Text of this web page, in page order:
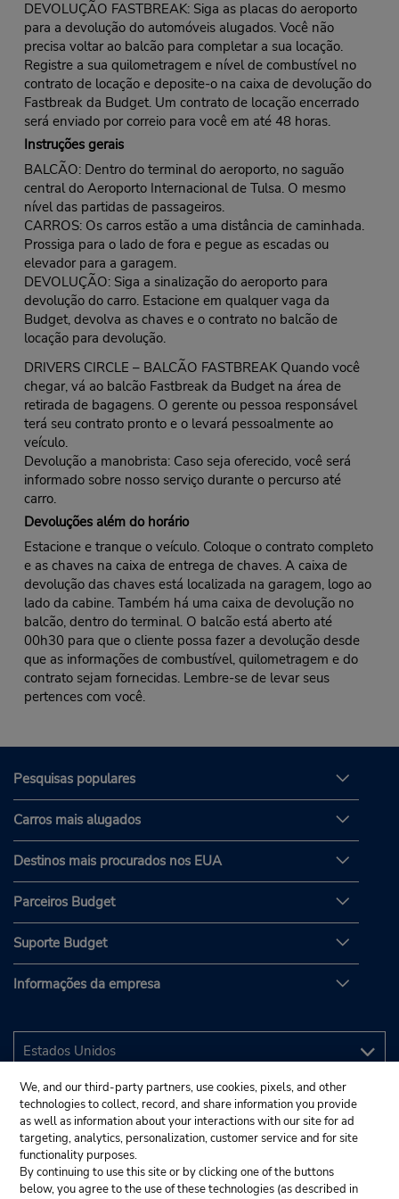
DEVOLUÇÃO FASTBREAK: Siga as placas do aeroporto
para a devolução do automóveis alugados. Você não
precisa voltar ao balcão para completar a sua locação.
Registre a sua quilometragem e nível de combustível no
contrato de locação e deposite-o na caixa de devolução do
Fastbreak da Budget. Um contrato de locação encerrado
será enviado por correio para você em até 48 horas.
Instruções gerais
BALCÃO: Dentro do terminal do aeroporto, no saguão
central do Aeroporto Internacional de Tulsa. O mesmo
nível das partidas de passageiros.
CARROS: Os carros estão a uma distância de caminhada.
Prossiga para o lado de fora e pegue as escadas ou
elevador para a garagem.
DEVOLUÇÃO: Siga a sinalização do aeroporto para
devolução do carro. Estacione em qualquer vaga da
Budget, devolva as chaves e o contrato no balcão de
locação para devolução.
DRIVERS CIRCLE – BALCÃO FASTBREAK Quando você
chegar, vá ao balcão Fastbreak da Budget na área de
retirada de bagagens. O gerente ou pessoa responsável
terá seu contrato pronto e o levará pessoalmente ao
veículo.
Devolução a manobrista: Caso seja oferecido, você será
informado sobre nosso serviço durante o percurso até
carro.
Devoluções além do horário
Estacione e tranque o veículo. Coloque o contrato completo
e as chaves na caixa de entrega de chaves. A caixa de
devolução das chaves está localizada na garagem, logo ao
lado da cabine. Também há uma caixa de devolução no
balcão, dentro do terminal. O balcão está aberto até
00h30 para que o cliente possa fazer a devolução desde
que as informações de combustível, quilometragem e do
contrato sejam fornecidas. Lembre-se de levar seus
pertences com você.
Pesquisas populares
Carros mais alugados
Destinos mais procurados nos EUA
Parceiros Budget
Suporte Budget
Informações da empresa
We, and our third-party partners, use cookies, pixels, and other
technologies to collect, record, and share information you provide
as well as information about your interactions with our site for ad
targeting, analytics, personalization, customer service and for site
functionality purposes.
By continuing to use this site or by clicking one of the buttons
below, you agree to the use of these technologies (as described in